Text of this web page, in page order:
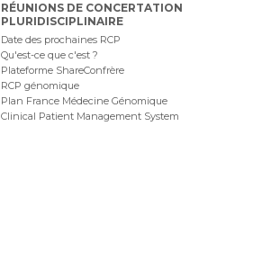
RÉUNIONS DE CONCERTATION
PLURIDISCIPLINAIRE
Date des prochaines RCP
Qu'est-ce que c'est ?
Plateforme ShareConfrère
RCP génomique
Plan France Médecine Génomique
Clinical Patient Management System